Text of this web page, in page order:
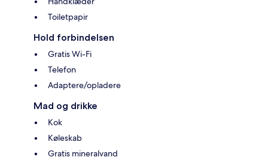
Toiletpapir
Hold forbindelsen
Gratis Wi-Fi
Telefon
Adaptere/opladere
Mad og drikke
Kok
Køleskab
Gratis mineralvand